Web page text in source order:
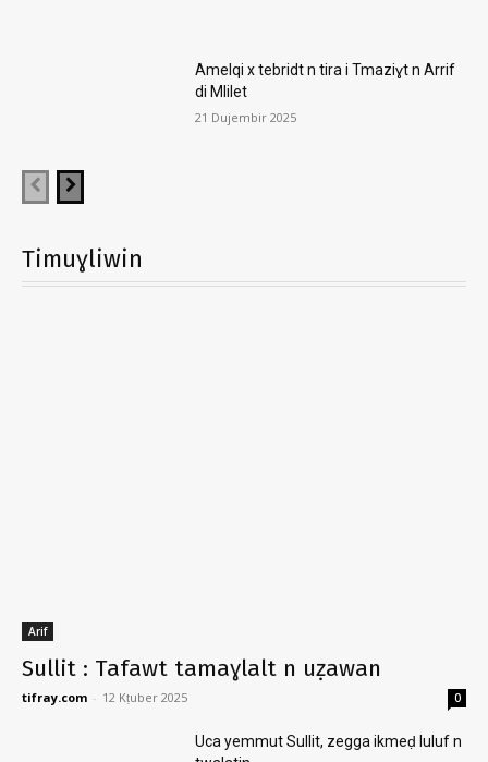
Amelqi x tebridt n tira i Tmaziɣt n Arrif
di Mlilet
21 Dujembir 2025
Timuɣliwin
Arif
Sullit : Tafawt tamaɣlalt n uẓawan
tifray.com - 12 Kṭuber 2025 0
Uca yemmut Sullit, zegga ikmeḍ luluf n